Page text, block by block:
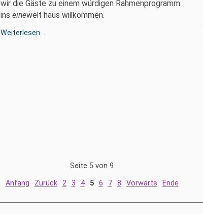
wir die Gäste zu einem würdigen Rahmenprogramm
ins einewelt haus willkommen.
Weiterlesen …
Seite 5 von 9
Anfang
Zurück 2 3 4 5 6 7 8 Vorwärts Ende